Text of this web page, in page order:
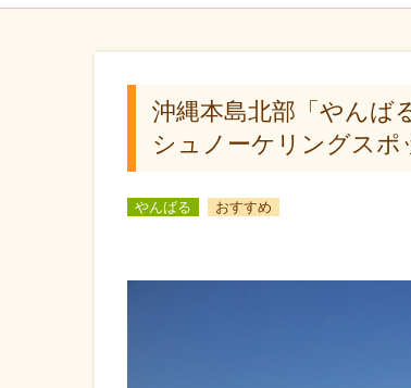
沖縄本島北部「やんば
シュノーケリングスポ
やんばる おすすめ